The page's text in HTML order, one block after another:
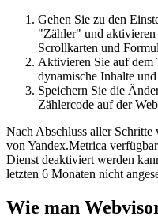
Gehen Sie zu den
"Zähler" und aktivieren
Scrollkarten und
Aktivieren Sie auf
dynamische Inhalte
Speichern Sie die
Zählercode auf der
Nach Abschluss aller
von Yandex.Metrica
Dienst deaktiviert werden
letzten 6 Monaten nicht
Wie man